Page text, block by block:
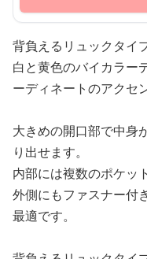
背負えるリュックタイ
白と黄色のバイカラー
ーディネートのアクセ
大きめの開口部で中身
り出せます。
内部には複数のポケッ
外側にもファスナー付
最適です。